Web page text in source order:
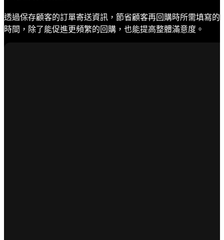
透過保存顧客的訂單寄送資訊，節省顧客再回購時所需填寫的
時間，除了能促進更頻繁的回購，也能提高整體滿意度。